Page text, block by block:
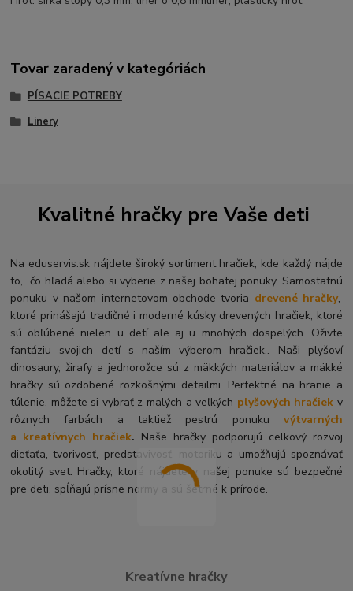
Tovar zaradený v kategóriách
PÍSACIE POTREBY
Linery
Kvalitné hračky pre Vaše deti
Na eduservis.sk nájdete široký sortiment hračiek, kde každý nájde
to, čo hľadá alebo si vyberie z našej bohatej ponuky. Samostatnú
ponuku v našom internetovom obchode tvoria drevené hračky,
ktoré prinášajú tradičné i moderné kúsky drevených hračiek, ktoré
sú obľúbené nielen u detí ale aj u mnohých dospelých. Oživte
fantáziu svojich detí s naším výberom hračiek.. Naši plyšoví
dinosaury, žirafy a jednorožce sú z mäkkých materiálov a mäkké
hračky sú ozdobené rozkošnými detailmi. Perfektné na hranie a
túlenie, môžete si vybrať z malých a veľkých plyšových hračiek v
rôznych farbách a taktiež pestrú ponuku výtvarných
a kreatívnych hračiek. Naše hračky podporujú celkový rozvoj
dieťaťa, tvorivosť, predstavivosť, motoriku a umožňujú spoznávať
okolitý svet. Hračky, ktoré nájdete v našej ponuke sú bezpečné
pre deti, spĺňajú prísne normy a sú šetrné k prírode.
Kreatívne hračky